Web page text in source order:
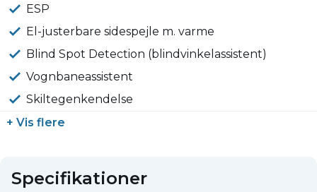
ESP
El-justerbare sidespejle m. varme
Blind Spot Detection (blindvinkelassistent)
Vognbaneassistent
Skiltegenkendelse
+ Vis flere
Specifikationer